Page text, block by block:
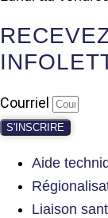
Courriel
S'INSCRIRE
Aide
Liaison